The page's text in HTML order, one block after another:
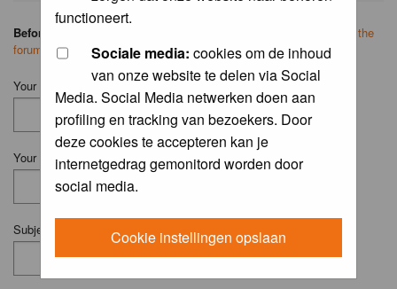
functioneert.
Sociale media: cookies om de inhoud
van onze website te delen via Social
Media. Social Media netwerken doen aan
profiling en tracking van bezoekers. Door
deze cookies te accepteren kan je
internetgedrag gemonitord worden door
social media.
Cookie instellingen opslaan
Before you ask your question:
search on the
forum
first.
Your Name (Fill in your username if you have one):
Your Email:
Subject: